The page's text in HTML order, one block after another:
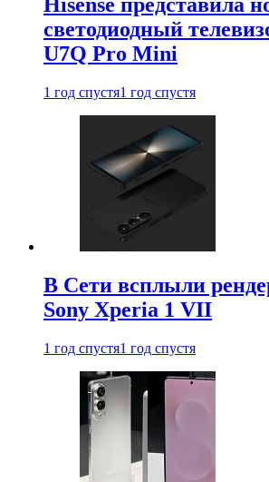
светодиодный
U7Q Pro Mini
1 год спустя1 год спустя
В Сети всплыли
Sony Xperia 1 VII
1 год спустя1 год спустя